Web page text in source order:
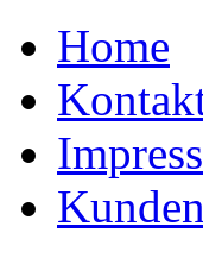
Home